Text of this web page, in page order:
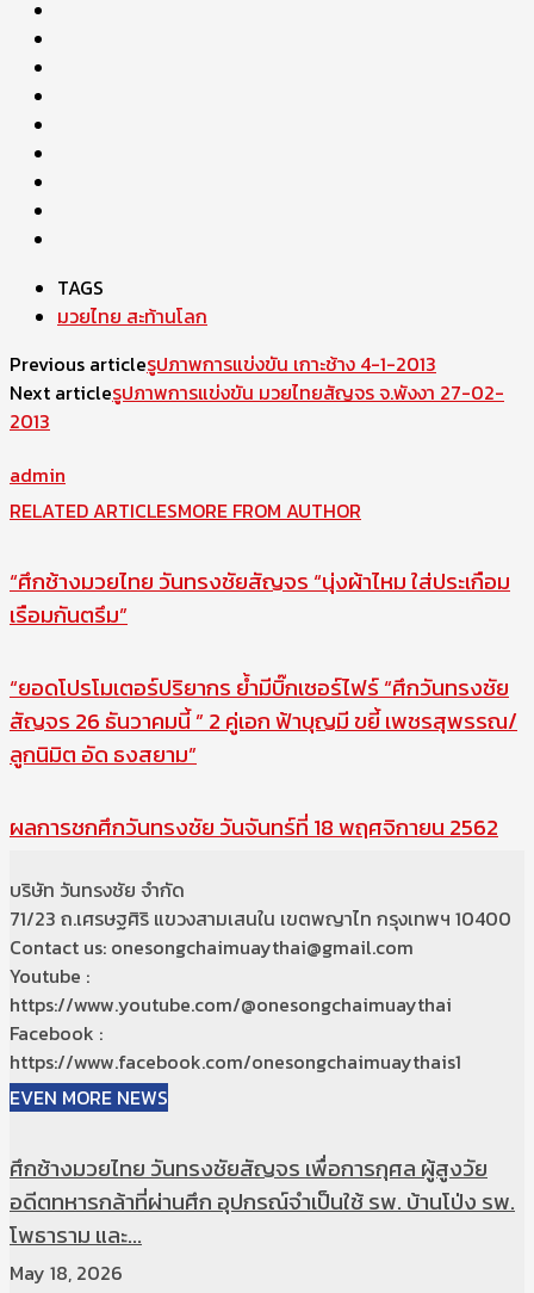
TAGS
มวยไทย สะท้านโลก
Previous articleรูปภาพการแข่งขัน เกาะช้าง 4-1-2013
Next articleรูปภาพการแข่งขัน มวยไทยสัญจร จ.พังงา 27-02-
2013
admin
RELATED ARTICLESMORE FROM AUTHOR
“ศึกช้างมวยไทย วันทรงชัยสัญจร “นุ่งผ้าไหม ใส่ประเกือม
เรือมกันตรึม”
“ยอดโปรโมเตอร์ปริยากร ย้ำมีบิ๊กเซอร์ไฟร์ “ศึกวันทรงชัย
สัญจร 26 ธันวาคมนี้ ” 2 คู่เอก ฟ้าบุญมี ขยี้ เพชรสุพรรณ/
ลูกนิมิต อัด ธงสยาม”
ผลการชกศึกวันทรงชัย วันจันทร์ที่ 18 พฤศจิกายน 2562
บริษัท วันทรงชัย จำกัด
71/23 ถ.เศรษฐศิริ แขวงสามเสนใน เขตพญาไท กรุงเทพฯ 10400
Contact us: onesongchaimuaythai@gmail.com
Youtube :
https://www.youtube.com/@onesongchaimuaythai
Facebook :
https://www.facebook.com/onesongchaimuaythais1
EVEN MORE NEWS
ศึกช้างมวยไทย วันทรงชัยสัญจร เพื่อการกุศล ผู้สูงวัย
อดีตทหารกล้าที่ผ่านศึก อุปกรณ์จำเป็นใช้ รพ. บ้านโป่ง รพ.
โพธาราม และ...
May 18, 2026